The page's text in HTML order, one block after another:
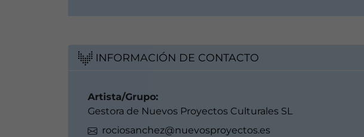
INFORMACIÓN DE CONTACTO
Artista/Grupo:
Gestora de Nuevos Proyectos Culturales SL
rociosanchez@nuevosproyectos.es